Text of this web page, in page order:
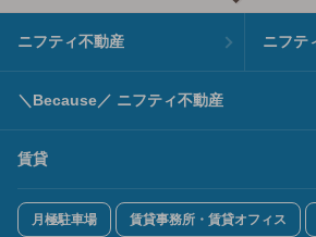
ニフティ不動産 ニフテ
＼Because／ ニフティ不動産
賃貸
月極駐車場 賃貸事務所・賃貸オフィス